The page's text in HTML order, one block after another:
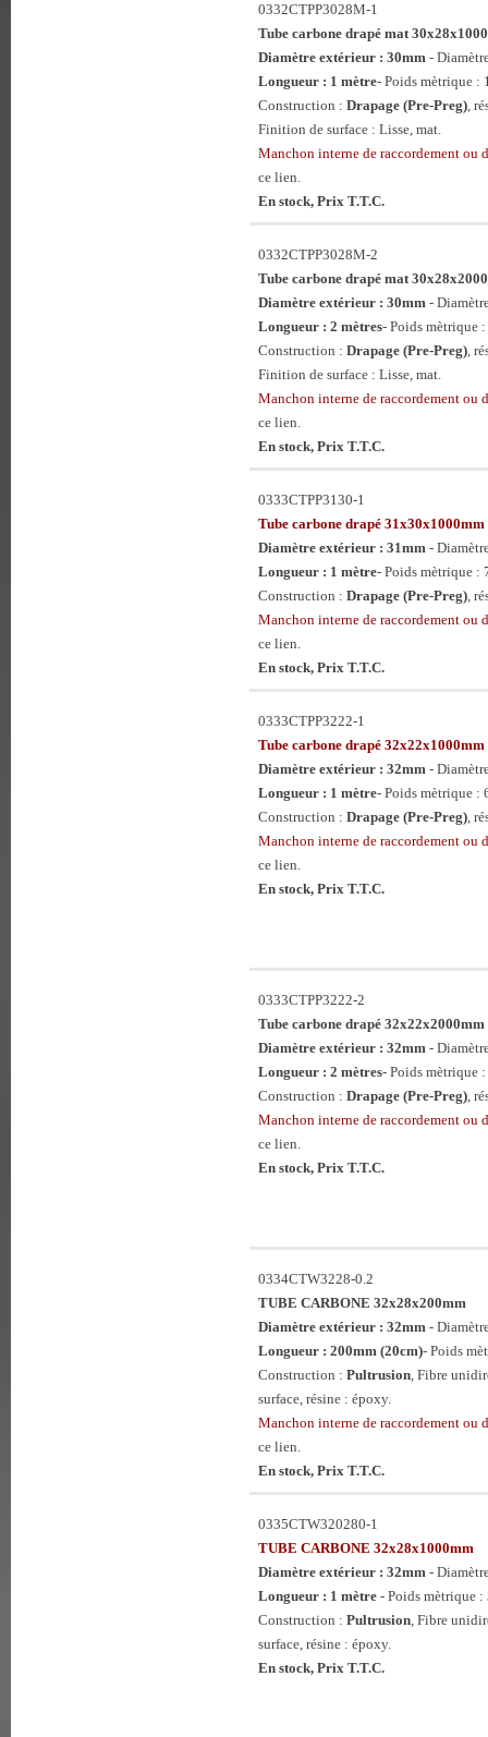
0332CTPP3028M-1
Tube carbone drapé mat
Diamètre extérieur : 30mm -
Longueur : 1 mètre- Poids mètrique :
Construction : Drapage (Pre-Preg),
Finition de surface : Lisse, mat.
Manchon interne de raccordement ou
ce lien.
En stock, Prix T.T.C.
0332CTPP3028M-2
Tube carbone drapé mat
Diamètre extérieur : 30mm -
Longueur : 2 mètres- Poids mètrique :
Construction : Drapage (Pre-Preg),
Finition de surface : Lisse, mat.
Manchon interne de raccordement ou
ce lien.
En stock, Prix T.T.C.
0333CTPP3130-1
Tube carbone drapé 31x30x1000mm
Diamètre extérieur : 31mm -
Longueur : 1 mètre- Poids mètrique :
Construction : Drapage (Pre-Preg),
Manchon interne de raccordement ou
ce lien.
En stock, Prix T.T.C.
0333CTPP3222-1
Tube carbone drapé 32x22x1000mm
Diamètre extérieur : 32mm -
Longueur : 1 mètre- Poids mètrique :
Construction : Drapage (Pre-Preg),
Manchon interne de raccordement ou
ce lien.
En stock, Prix T.T.C.
0333CTPP3222-2
Tube carbone drapé 32x22x2000mm
Diamètre extérieur : 32mm -
Longueur : 2 mètres- Poids mètrique :
Construction : Drapage (Pre-Preg),
Manchon interne de raccordement ou
ce lien.
En stock, Prix T.T.C.
0334CTW3228-0.2
TUBE CARBONE 32x28x200mm
Diamètre extérieur : 32mm -
Longueur : 200mm (20cm)- Poids
Construction : Pultrusion, Fibre
surface, résine : époxy.
Manchon interne de raccordement ou
ce lien.
En stock, Prix T.T.C.
0335CTW320280-1
TUBE CARBONE 32x28x1000mm
Diamètre extérieur : 32mm -
Longueur : 1 mètre - Poids mètrique :
Construction : Pultrusion, Fibre
surface, résine : époxy.
En stock, Prix T.T.C.